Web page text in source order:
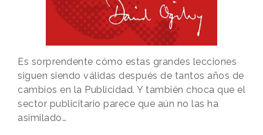
Es sorprendente cómo estas grandes lecciones
siguen siendo válidas después de tantos años de
cambios en la Publicidad. Y también choca que el
sector publicitario parece que aún no las ha
asimilado…